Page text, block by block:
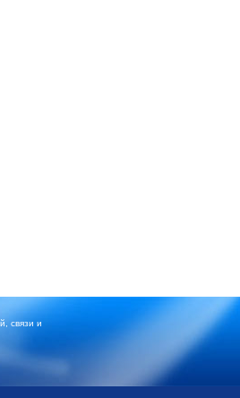
связи и